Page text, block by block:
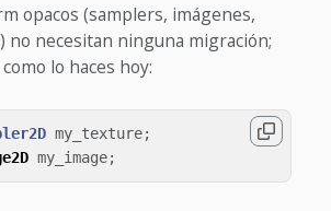
opacos (samplers, imágenes,
no necesitan ninguna migración;
lo haces hoy:
my_texture;
my_image;